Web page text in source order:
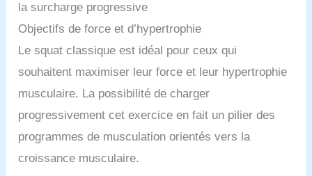
la surcharge progressive
Objectifs de force et d’hypertrophie
Le squat classique est idéal pour ceux qui
souhaitent maximiser leur force et leur hypertrophie
musculaire. La possibilité de charger
progressivement cet exercice en fait un pilier des
programmes de musculation orientés vers la
croissance musculaire.